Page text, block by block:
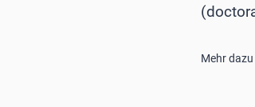
Mehr dazu